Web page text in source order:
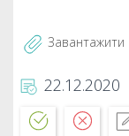
Завантажити
22.12.2020